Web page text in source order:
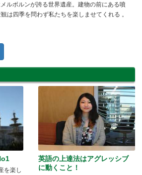
ルボルンが誇る世界遺産。建物の前にある噴
は四季を問わず私たちを楽しませてくれる 。
を楽し
英語の上達法はアグレッシブ
に動くこと！